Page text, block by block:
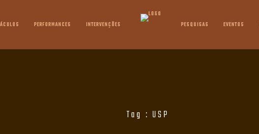
PERFORMANCES INTERVENÇÕES PESQUISAS EVENTOS
Tag : USP